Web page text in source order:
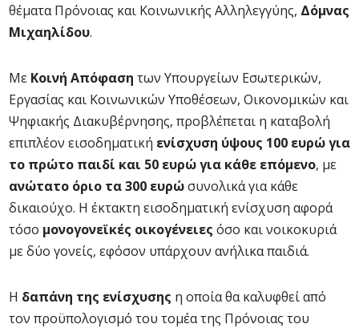
θέματα Πρόνοιας και Κοινωνικής Αλληλεγγύης, Δόμνας
Μιχαηλίδου.
Με Κοινή Απόφαση των Υπουργείων Εσωτερικών,
Εργασίας και Κοινωνικών Υποθέσεων, Οικονομικών και
Ψηφιακής Διακυβέρνησης, προβλέπεται η καταβολή
επιπλέον εισοδηματική ενίσχυση ύψους 100 ευρώ για
το πρώτο παιδί και 50 ευρώ για κάθε επόμενο, με
ανώτατο όριο τα 300 ευρώσυνολικά για κάθε
δικαιούχο. Η έκτακτη εισοδηματική ενίσχυση αφορά
τόσο μονογονεϊκές οικογένειες όσο και νοικοκυριά
με δύο γονείς, εφόσον υπάρχουν ανήλικα παιδιά.
Η δαπάνη της ενίσχυσης η οποία θα καλυφθεί από
τον προϋπολογισμό του τομέα της Πρόνοιας του